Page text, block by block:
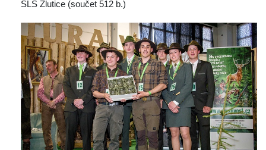
SLŠ Žlutice (součet 512 b.)